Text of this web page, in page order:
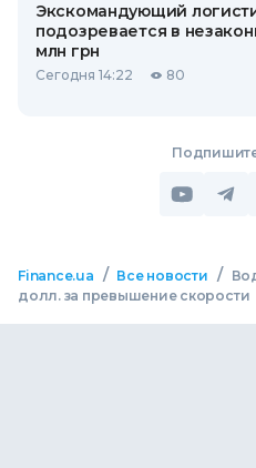
Экскомандующий
подозревается в
млн грн
Сегодня 14:22 80
Finance.ua / Все новости /
долл. за превышение скорости